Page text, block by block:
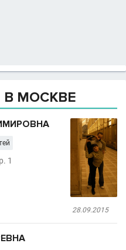
В МОСКВЕ
1
28.09.2015